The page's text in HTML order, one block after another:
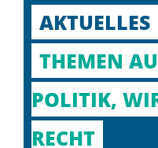
AKTUELLES
THEMEN
POLITIK,
RECHT